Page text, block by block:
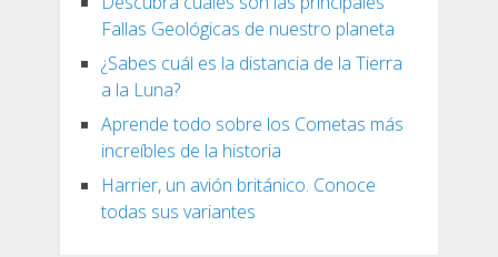
Fallas Geológicas de nuestro planeta
¿Sabes cuál es la distancia de la Tierra
a la Luna?
Aprende todo sobre los Cometas más
increíbles de la historia
Harrier, un avión británico. Conoce
todas sus variantes